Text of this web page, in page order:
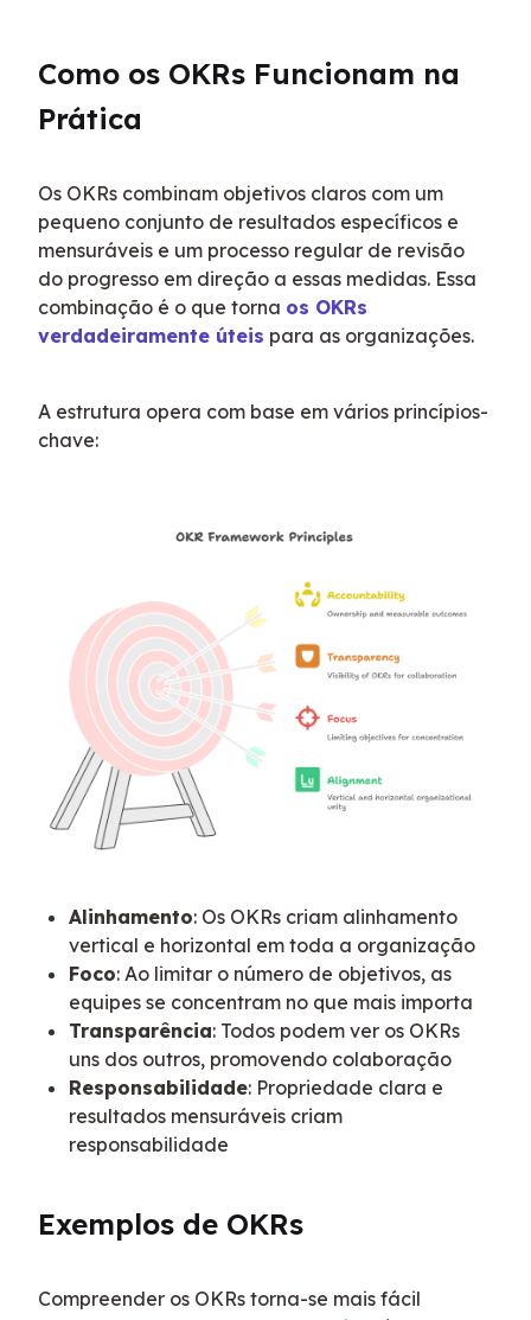
Como os OKRs Funcionam na
Prática
Os OKRs combinam objetivos claros com um
pequeno conjunto de resultados específicos e
mensuráveis e um processo regular de revisão
do progresso em direção a essas medidas. Essa
combinação é o que torna os OKRs
verdadeiramente úteis para as organizações.
A estrutura opera com base em vários princípios-
chave:
Alinhamento: Os OKRs criam alinhamento
vertical e horizontal em toda a organização
Foco: Ao limitar o número de objetivos, as
equipes se concentram no que mais importa
Transparência: Todos podem ver os OKRs
uns dos outros, promovendo colaboração
Responsabilidade: Propriedade clara e
resultados mensuráveis criam
responsabilidade
Exemplos de OKRs
Compreender os OKRs torna-se mais fácil